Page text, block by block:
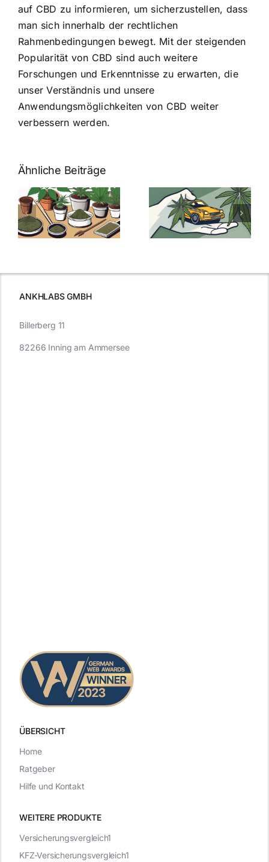
auf CBD zu informieren, um sicherzustellen, dass
man sich innerhalb der rechtlichen
Rahmenbedingungen bewegt. Mit der steigenden
Popularität von CBD sind auch weitere
Forschungen und Erkenntnisse zu erwarten, die
unser Verständnis und unsere
Anwendungsmöglichkeiten von CBD weiter
verbessern werden.
Ähnliche Beiträge
Neue THC-
Grenzwert-
Regelung:
Was Sie über
Cannabis und
müssen
Cannabis
Samen
kaufen: Alles
was Sie
ANKHLABS GMBH
ÜBERSICHT
WEITERE PRODUKTE
Billerberg 11
82266 Inning am Ammersee
Versicherungsvergleich1
KFZ-Versicherungsvergleich1
Home
Ratgeber
Hilfe und Kontakt